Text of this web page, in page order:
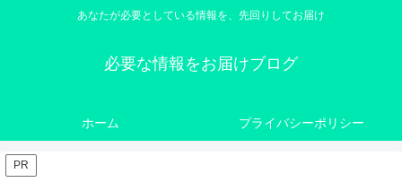
あなたが必要としている情報を、先回りしてお届け
必要な情報をお届けブログ
ホーム プライバシーポリシー
PR